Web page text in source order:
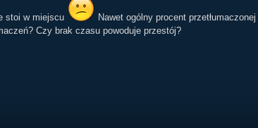
stoi w miejscu
Nawet ogólny procent
Czy brak czasu powoduje przestój?